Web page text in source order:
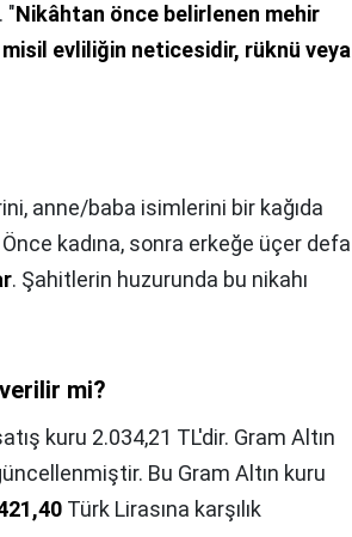
"Nikâhtan önce belirlenen mehir
evliliğin neticesidir, rüknü veya
anne/baba isimlerini bir kağıda
kadına, sonra erkeğe üçer defa
. Şahitlerin huzurunda bu nikahı
mi?
kuru 2.034,21 TL'dir. Gram Altın
Bu Gram Altın kuru
Türk Lirasına karşılık